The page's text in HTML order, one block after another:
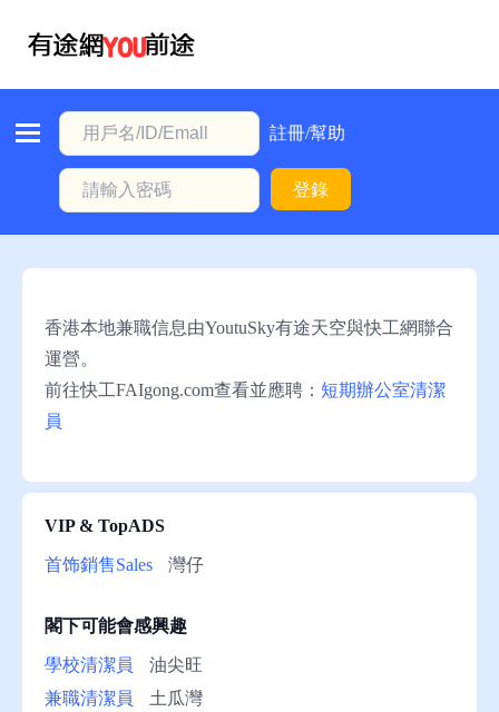
註冊/幫助
登錄
首
本
信
息
註
幫
助
香港本地兼職信息由YoutuSky有途天空與快工網聯合
運營。
前往快工FAIgong.com查看並應聘： 短期辦公室清潔
員
VIP & TopADS
首饰銷售Sales 灣仔
閣下可能會感興趣
學校清潔員
油尖旺
兼職清潔員
土瓜灣